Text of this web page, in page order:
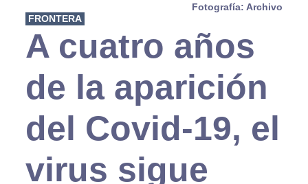
Fotografía: Archivo
FRONTERA
A cuatro años
de la aparición
del Covid-19, el
virus sigue